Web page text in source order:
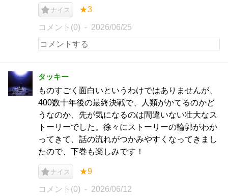
ナイス ★3
コメント(0) 2026/06/25
タッキー
ものすごく面白いというわけではありませんが、
400数十年後の最終決戦で、人類がかてるのかど
うなのか、先が気になるのは間違いない壮大なス
トーリーでした。徐々にストーリーの輪郭がわか
ってきて、話の流れがつかみやすくなってきまし
たので、下巻も楽しみです！
ナイス ★9
コメント(0) 2026/06/12